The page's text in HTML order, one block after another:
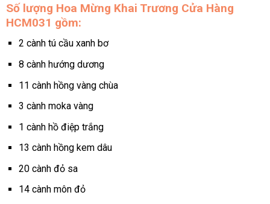
Số lượng Hoa Mừng Khai Trương Cửa Hàng
HCM031 gồm:
2 cành tú cầu xanh bơ
8 cành hướng dương
11 cành hồng vàng chùa
3 cành moka vàng
1 cành hồ điệp trắng
13 cành hồng kem dâu
20 cành đỏ sa
14 cành môn đỏ